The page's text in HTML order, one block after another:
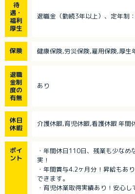
待
遇・
福利
厚生
退職金（勤続3年以上）、定年制
保険 健康保険,労災保険,雇用保険,厚生
退職
金制
度の
有無
あり
休日
休暇
介護休暇,育児休暇,看護休暇 年間
ポイ
ント
・年間休日110日、残業も少なめ
実！
・年間賞与4.2ヶ月分！昇給もあ
できます。
・育児休業取得実績あり！安心